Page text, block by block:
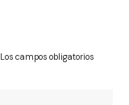
Los campos obligatorios